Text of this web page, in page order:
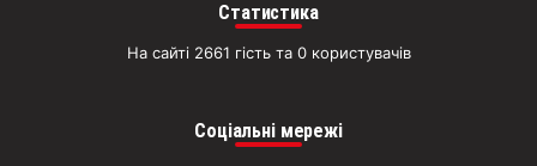
Статистика
На сайті 2661 гість та 0 користувачів
Соціальні мережі